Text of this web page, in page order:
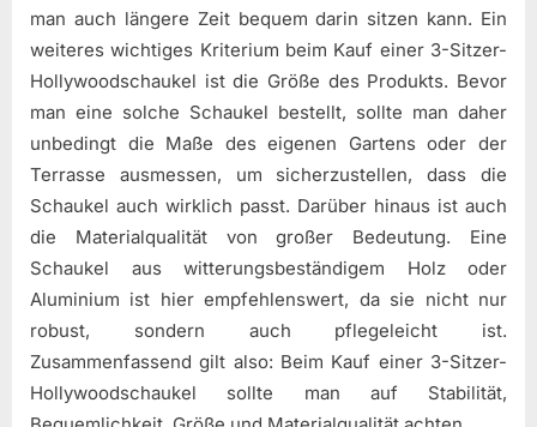
man auch längere Zeit bequem darin sitzen kann. Ein
weiteres wichtiges Kriterium beim Kauf einer 3-Sitzer-
Hollywoodschaukel ist die Größe des Produkts. Bevor
man eine solche Schaukel bestellt, sollte man daher
unbedingt die Maße des eigenen Gartens oder der
Terrasse ausmessen, um sicherzustellen, dass die
Schaukel auch wirklich passt. Darüber hinaus ist auch
die Materialqualität von großer Bedeutung. Eine
Schaukel aus witterungsbeständigem Holz oder
Aluminium ist hier empfehlenswert, da sie nicht nur
robust, sondern auch pflegeleicht ist.
Zusammenfassend gilt also: Beim Kauf einer 3-Sitzer-
Hollywoodschaukel sollte man auf Stabilität,